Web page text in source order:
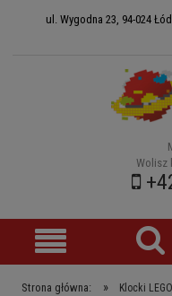
ul. Wygodna 23, 94-024
Wolisz
Strona główna: » Klocki LEGO